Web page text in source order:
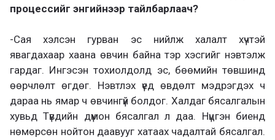
процессийг энгийнээр тайлбарлаач?
-Сая хэлсэн гурван эс нийлж халалт хүчтэй
явагдахаар хаана өвчин байна тэр хэсгийг нэвтэлж
гардаг. Ингэсэн тохиолдолд эс, бөөмийн төвшинд
өөрчлөлт өгдөг. Нэвтлэх үед өвдөлт мэдрэгдэх ч
дараа нь ямар ч өвчингүй болдог. Халдаг бясалгалын
хувьд Түвдийн дүмон бясалгал л даа. Нүцгэн биенд
нөмөрсөн нойтон даавууг хатаах чадалтай бясалгал.